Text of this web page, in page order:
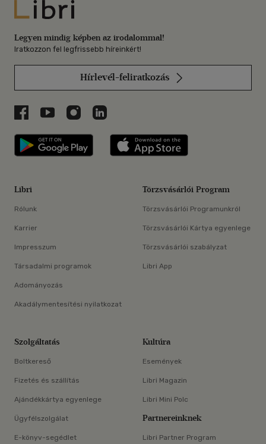
Libri
Legyen mindig képben az irodalommal!
Iratkozzon fel legfrissebb híreinkért!
Hírlevél-feliratkozás
Libri a Facebookon
Libri a Youtube-on
Libri az Instagramon
Libri a LinkedInen
Libri applikáció Szerezd meg: Google
Libri
Rólunk
Karrier
Impresszum
Társadalmi programok
Adományozás
Akadálymentesítési nyilatkozat
Törzsvásárlói Program
Törzsvásárlói Programunkról
Törzsvásárlói Kártya egyenlege
Törzsvásárlói szabályzat
Libri App
Szolgáltatás
Boltkereső
Fizetés és szállítás
Ajándékkártya egyenlege
Ügyfélszolgálat
E-könyv-segédlet
Kultúra
Események
Libri Magazin
Libri Mini Polc
Partnereinknek
Libri Partner Program